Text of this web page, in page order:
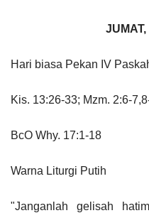
JUMAT,
Hari biasa Pekan IV
Kis. 13:26-33; Mzm. 2:6-
BcO Why. 17:1-18
Warna Liturgi Putih
"Janganlah gelisah